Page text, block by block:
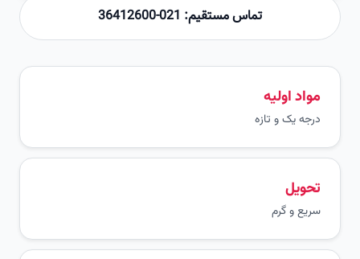
تماس مستقیم: 021-36412600
مواد اولیه
درجه یک و تازه
سریع و گرم